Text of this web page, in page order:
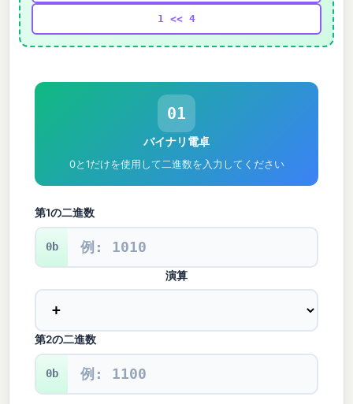
1 << 4
01
バイナリ電卓
0と1だけを使用して二進数を入力してください
第1の二進数
0b
演算
第2の二進数
0b